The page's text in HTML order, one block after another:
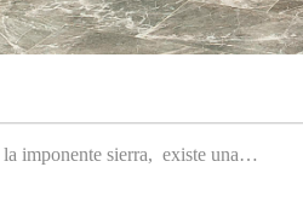
la imponente sierra, existe una…